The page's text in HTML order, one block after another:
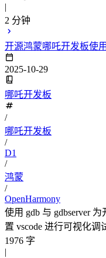
|
2 分钟
开源鸿蒙哪吒开发板使
2025-10-29
哪吒开发板
/
哪吒开发板
/
D1
/
鸿蒙
/
OpenHarmony
使用 gdb 与 gdbserver
置 vscode 进行可视化调
1976 字
|